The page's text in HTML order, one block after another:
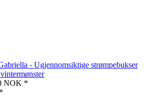
- Ugjennomsiktige strømpebukser
NOK *